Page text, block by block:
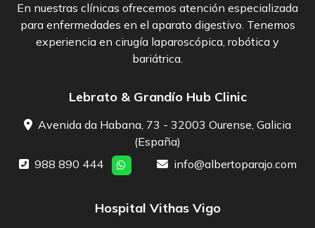
En nuestras clínicas ofrecemos atención especializada
para enfermedades en el aparato digestivo. Tenemos
experiencia en cirugía laparoscópica, robótica y
bariátrica.
Lebrato & Grandío Hub Clinic
Avenida da Habana, 73 - 32003 Ourense, Galicia
(España)
988 890 444
info@albertoparajo.com
Hospital Vithas Vigo